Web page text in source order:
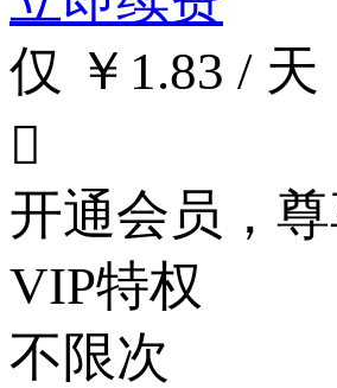
仅 ￥1.83 / 天

开通会员，
VIP特权
不限次